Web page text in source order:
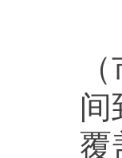
覆